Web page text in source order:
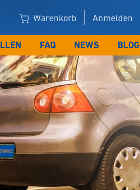
Warenkorb Anmelden
FAQ NEWS BLOG